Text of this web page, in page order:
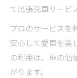
て出張洗車サービ
プロのサービスを
安心して愛車を美
の利用は、車の価
がります。